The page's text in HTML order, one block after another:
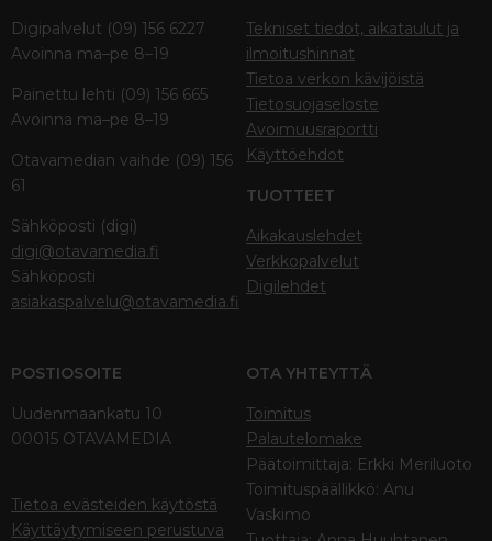
Digipalvelut (09) 156 6227
Avoinna ma–pe 8–19
Painettu lehti (09) 156 665
Avoinna ma–pe 8–19
Otavamedian vaihde (09) 156
61
Sähköposti (digi)
digi@otavamedia.fi
Sähköposti
asiakaspalvelu@otavamedia.fi
Tekniset tiedot, aikataulut ja
ilmoitushinnat
Tietoa verkon kävijöistä
Tietosuojaseloste
Avoimuusraportti
Käyttöehdot
TUOTTEET
Aikakauslehdet
Verkkopalvelut
Digilehdet
POSTIOSOITE
Uudenmaankatu 10
00015 OTAVAMEDIA
Tietoa evästeiden käytöstä
Käyttäytymiseen perustuva
OTA YHTEYTTÄ
Toimitus
Palautelomake
Päätoimittaja: Erkki Meriluoto
Toimituspäällikkö: Anu
Vaskimo